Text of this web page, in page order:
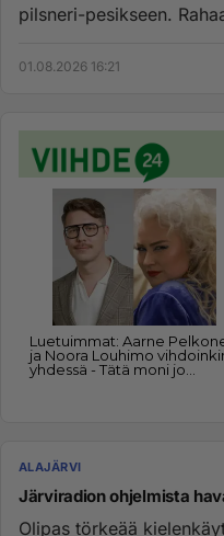
pilsneri-pesikseen.
01.08.2026 16:21
ALAJÄRVI
Järviradion ohjelmista
Olipas törkeää